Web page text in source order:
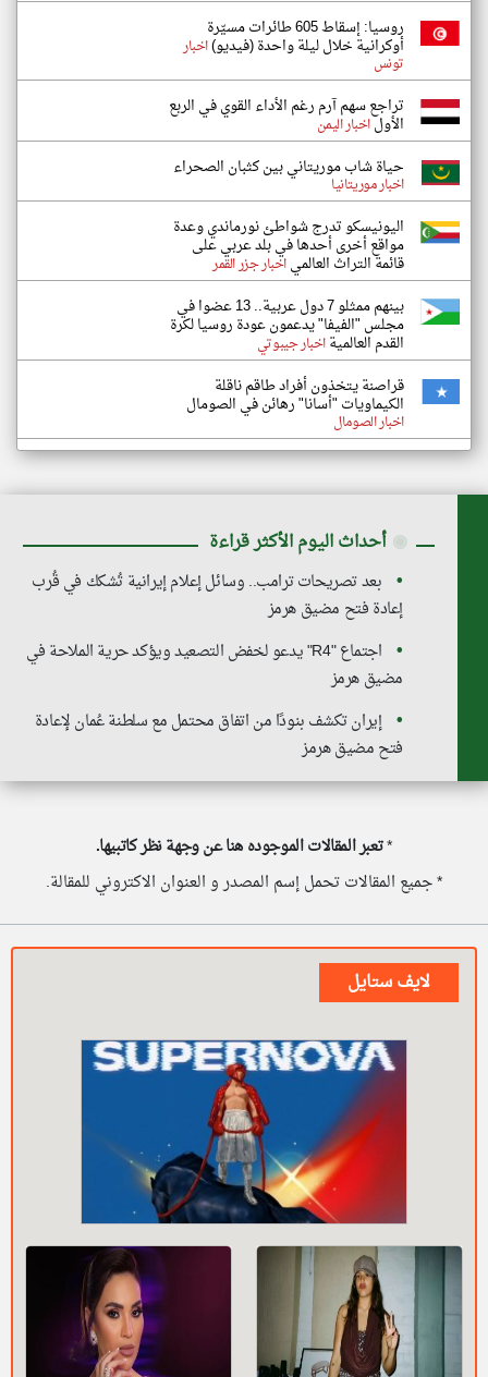
روسيا: إسقاط 605 طائرات مسيّرة
أوكرانية خلال ليلة واحدة (فيديو)اخبار
تونس
تراجع سهم آرم رغم الأداء القوي في الربع
الأولاخبار اليمن
حياة شاب موريتاني بين كثبان الصحراء
اخبار موريتانيا
اليونيسكو تدرج شواطئ نورماندي وعدة
مواقع أخرى أحدها في بلد عربي على
قائمة التراث العالمياخبار جزر القمر
بينهم ممثلو 7 دول عربية.. 13 عضوا في
مجلس "الفيفا" يدعمون عودة روسيا لكرة
القدم العالميةاخبار جيبوتي
قراصنة يتخذون أفراد طاقم ناقلة
الكيماويات "أسانا" رهائن في الصومال
اخبار الصومال
◉ أحداث اليوم الأكثر قراءة
بعد تصريحات ترامب.. وسائل إعلام إيرانية تُشكك في قُرب
إعادة فتح مضيق هرمز
اجتماع "R4" يدعو لخفض التصعيد ويؤكد حرية الملاحة في
مضيق هرمز
إيران تكشف بنودًا من اتفاق محتمل مع سلطنة عُمان لإعادة
فتح مضيق هرمز
*تعبر المقالات الموجوده هنا عن وجهة نظر كاتبيها.
* جميع المقالات تحمل إسم المصدر و العنوان الاكتروني للمقالة.
لايف ستايل